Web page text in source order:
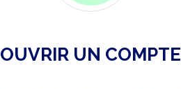
OUVRIR UN COMPTE